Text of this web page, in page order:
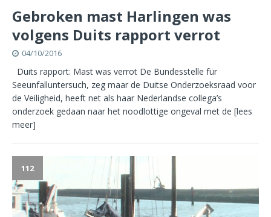
Gebroken mast Harlingen was
volgens Duits rapport verrot
04/10/2016
Duits rapport: Mast was verrot De Bundesstelle für
Seeunfalluntersuch, zeg maar de Duitse Onderzoeksraad voor
de Veiligheid, heeft net als haar Nederlandse collega’s
onderzoek gedaan naar het noodlottige ongeval met de [lees
meer]
112